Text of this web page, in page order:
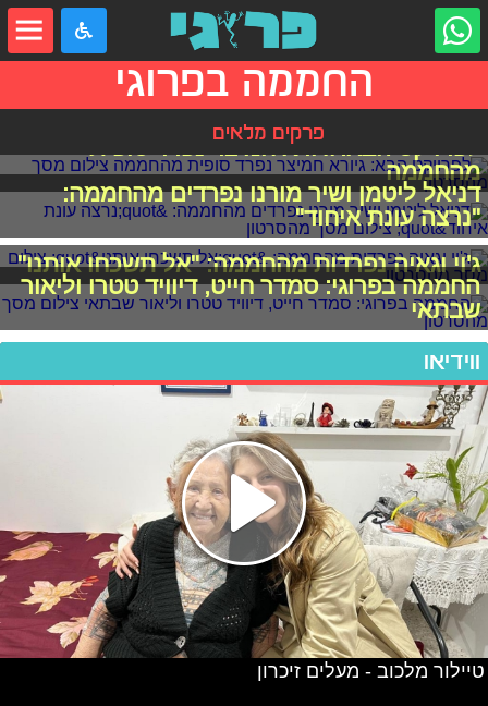
החממה בפרוגי
פרקים מלאים
לפרויקט הבא: גיורא חמיצר נפרד סופית
מהחממה
דניאל ליטמן ושיר מורנו נפרדים מהחממה:
"נרצה עונת איחוד"
ג'וי וגאיה נפרדות מהחממה: "אל תשכחו אותנו"
החממה בפרוגי: סמדר חייט, דיוויד טטרו וליאור
שבתאי
ווידיאו
טיילור מלכוב - מעלים זיכרון